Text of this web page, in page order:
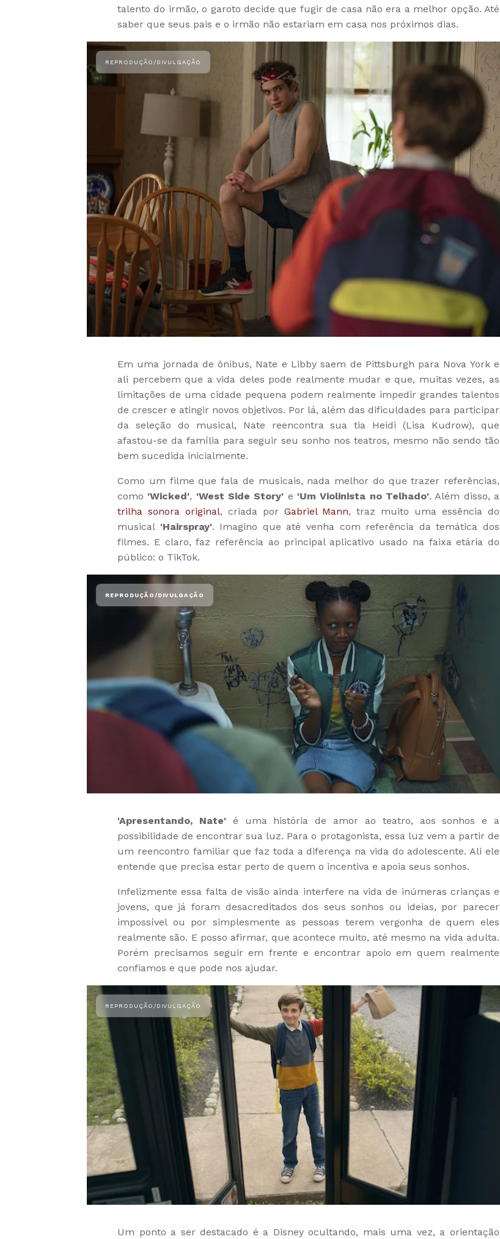
talento do irmão, o garoto decide que fugir de casa não era a melhor opção. Até
saber que seus pais e o irmão não estariam em casa nos próximos dias.
Em uma jornada de ônibus, Nate e Libby saem de Pittsburgh para Nova York e
ali percebem que a vida deles pode realmente mudar e que, muitas vezes, as
limitações de uma cidade pequena podem realmente impedir grandes talentos
de crescer e atingir novos objetivos. Por lá, além das dificuldades para participar
da seleção do musical, Nate reencontra sua tia Heidi (Lisa Kudrow), que
afastou-se da família para seguir seu sonho nos teatros, mesmo não sendo tão
bem sucedida inicialmente.
Como um filme que fala de musicais, nada melhor do que trazer referências,
como 'Wicked', 'West Side Story' e 'Um Violinista no Telhado'. Além disso, a
trilha sonora original, criada por Gabriel Mann, traz muito uma essência do
musical 'Hairspray'. Imagino que até venha com referência da temática dos
filmes. E claro, faz referência ao principal aplicativo usado na faixa etária do
público: o TikTok.
'Apresentando, Nate'é uma história de amor ao teatro, aos sonhos e a
possibilidade de encontrar sua luz. Para o protagonista, essa luz vem a partir de
um reencontro familiar que faz toda a diferença na vida do adolescente. Ali ele
entende que precisa estar perto de quem o incentiva e apoia seus sonhos.
Infelizmente essa falta de visão ainda interfere na vida de inúmeras crianças e
jovens, que já foram desacreditados dos seus sonhos ou ideias, por parecer
impossível ou por simplesmente as pessoas terem vergonha de quem eles
realmente são. E posso afirmar, que acontece muito, até mesmo na vida adulta.
Porém precisamos seguir em frente e encontrar apoio em quem realmente
confiamos e que pode nos ajudar.
Um ponto a ser destacado é a Disney ocultando, mais uma vez, a orientação